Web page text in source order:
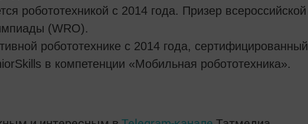
робототехникой с 2014 года. Призер всероссийской
(WRO).
робототехнике с 2014 года, сертифицированный
в компетенции «Мобильная робототехника».